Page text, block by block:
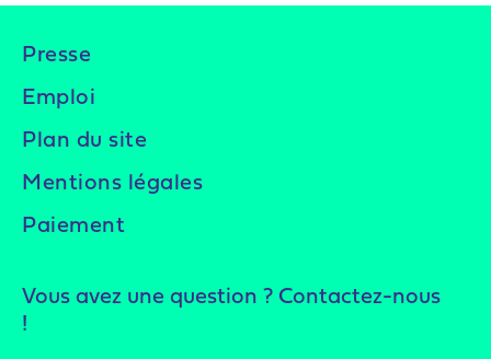
Presse
Emploi
Plan du site
Mentions légales
Paiement
Vous avez une question ? Contactez-nous
!